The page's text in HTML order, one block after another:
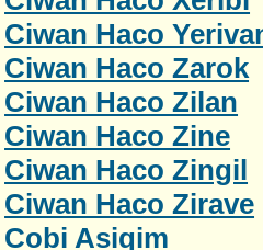
Ciwan Haco
Ciwan Haco Zarok
Ciwan Haco Zilan
Ciwan Haco Zine
Ciwan Haco Zingil
Ciwan Haco Zirave
Cobi Asiqim